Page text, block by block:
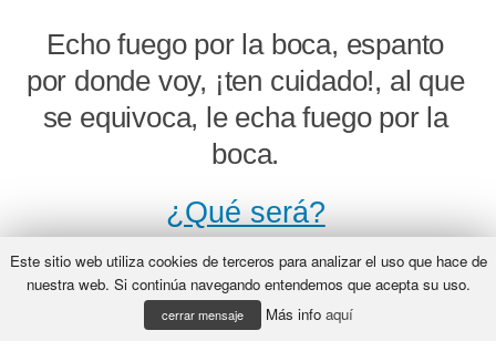
Echo fuego por la boca, espanto
por donde voy, ¡ten cuidado!, al que
se equivoca, le echa fuego por la
boca.
¿Qué será?
No soy ave ni pez, ni soy una cosa
Este sitio web utiliza cookies de terceros para analizar el uso que hace de
nuestra web. Si continúa navegando entendemos que acepta su uso.
cerrar mensaje Más info aquí